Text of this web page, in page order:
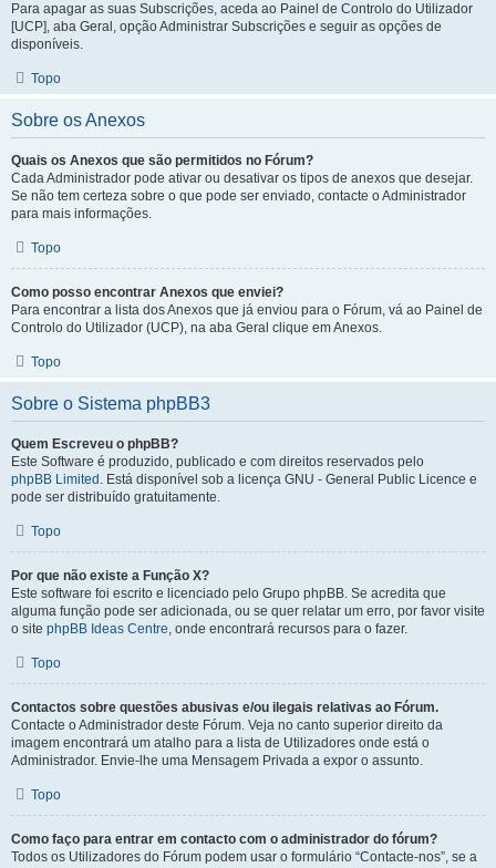
Para apagar as suas Subscrições, aceda ao Painel de Controlo do Utilizador
[UCP], aba Geral, opção Administrar Subscrições e seguir as opções de
disponíveis.
Topo
Sobre os Anexos
Quais os Anexos que são permitidos no Fórum?
Cada Administrador pode ativar ou desativar os tipos de anexos que desejar.
Se não tem certeza sobre o que pode ser enviado, contacte o Administrador
para mais informações.
Topo
Como posso encontrar Anexos que enviei?
Para encontrar a lista dos Anexos que já enviou para o Fórum, vá ao Painel de
Controlo do Utilizador (UCP), na aba Geral clique em Anexos.
Topo
Sobre o Sistema phpBB3
Quem Escreveu o phpBB?
Este Software é produzido, publicado e com direitos reservados pelo
phpBB Limited . Está disponível sob a licença GNU - General Public Licence e
pode ser distribuído gratuitamente.
Topo
Por que não existe a Função X?
Este software foi escrito e licenciado pelo Grupo phpBB. Se acredita que
alguma função pode ser adicionada, ou se quer relatar um erro, por favor visite
o site phpBB Ideas Centre, onde encontrará recursos para o fazer.
Topo
Contactos sobre questões abusivas e/ou ilegais relativas ao Fórum.
Contacte o Administrador deste Fórum. Veja no canto superior direito da
imagem encontrará um atalho para a lista de Utilizadores onde está o
Administrador. Envie-lhe uma Mensagem Privada a expor o assunto.
Topo
Como faço para entrar em contacto com o administrador do fórum?
Todos os Utilizadores do Fórum podem usar o formulário “Contacte-nos”, se a